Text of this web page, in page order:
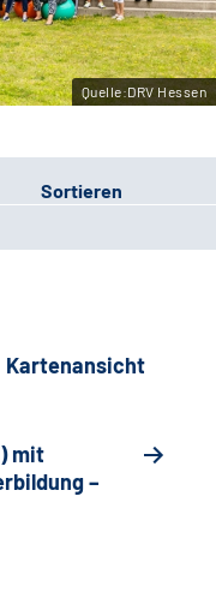
Quelle:DRV Hessen
Sortieren
Kartenansicht
mit
–